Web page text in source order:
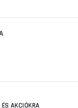
AKCIÓKRA